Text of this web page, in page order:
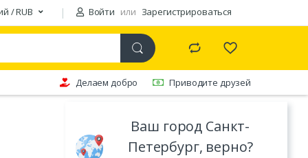
/ RUB Войти или Зарегистрироваться
Ваш город Санкт-
Петербург, верно?
Делаем добро Приводите друзей